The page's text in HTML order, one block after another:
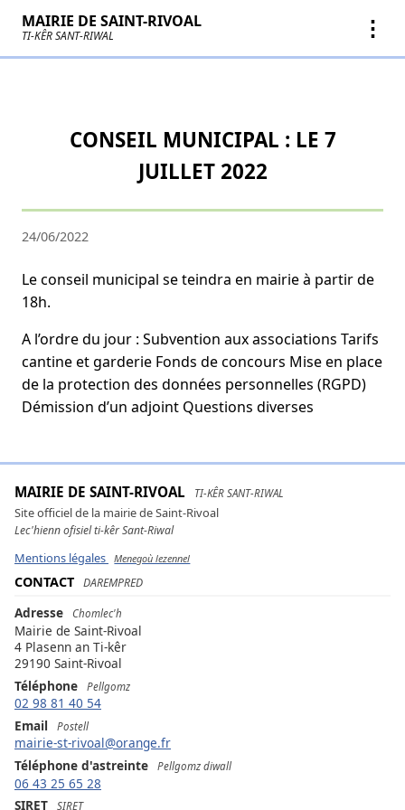
MAIRIE DE SAINT-RIVOAL
TI-KÊR SANT-RIWAL ⋮
CONSEIL MUNICIPAL : LE 7
JUILLET 2022
24/06/2022
Le conseil municipal se teindra en mairie à partir de
18h.
A l’ordre du jour : Subvention aux associations Tarifs
cantine et garderie Fonds de concours Mise en place
de la protection des données personnelles (RGPD)
Démission d’un adjoint Questions diverses
MAIRIE DE SAINT-RIVOAL TI-KÊR SANT-RIWAL
Site officiel de la mairie de Saint-Rivoal
Lec'hienn ofisiel ti-kêr Sant-Riwal
Mentions légales Menegoù lezennel
CONTACT DAREMPRED
Adresse Chomlec'h
Mairie de Saint-Rivoal
4 Plasenn an Ti-kêr
29190 Saint-Rivoal
Téléphone
Pellgomz
02 98 81 40 54
Email
Postell
mairie-st-rivoal@orange.fr
Téléphone d'astreinte
Pellgomz diwall
06 43 25 65 28
SIRET
SIRET